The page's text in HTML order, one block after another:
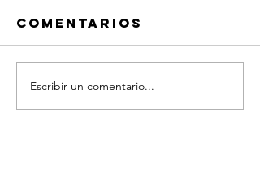
Comentarios
Escribir un comentario...